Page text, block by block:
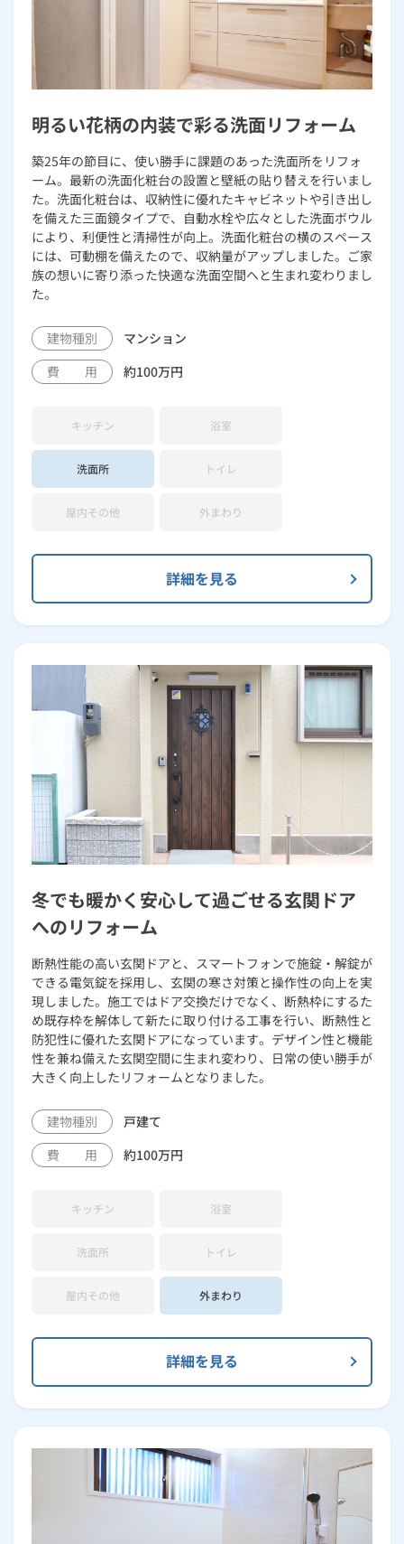
明るい花柄の内装で彩る洗面リフォーム
築25年の節目に、使い勝手に課題のあった洗面所をリフォ
ーム。最新の洗面化粧台の設置と壁紙の貼り替えを行いまし
た。洗面化粧台は、収納性に優れたキャビネットや引き出し
を備えた三面鏡タイプで、自動水栓や広々とした洗面ボウル
により、利便性と清掃性が向上。洗面化粧台の横のスペース
には、可動棚を備えたので、収納量がアップしました。ご家
族の想いに寄り添った快適な洗面空間へと生まれ変わりまし
た。
建物種別
マンション
費 用
約100万円
キッチン 浴室
洗面所 トイレ
屋内その他 外まわり
詳細を見る
冬でも暖かく安心して過ごせる玄関ドア
へのリフォーム
断熱性能の高い玄関ドアと、スマートフォンで施錠・解錠が
できる電気錠を採用し、玄関の寒さ対策と操作性の向上を実
現しました。施工ではドア交換だけでなく、断熱枠にするた
め既存枠を解体して新たに取り付ける工事を行い、断熱性と
防犯性に優れた玄関ドアになっています。デザイン性と機能
性を兼ね備えた玄関空間に生まれ変わり、日常の使い勝手が
大きく向上したリフォームとなりました。
建物種別
戸建て
費 用
約100万円
キッチン 浴室
洗面所 トイレ
屋内その他 外まわり
詳細を見る